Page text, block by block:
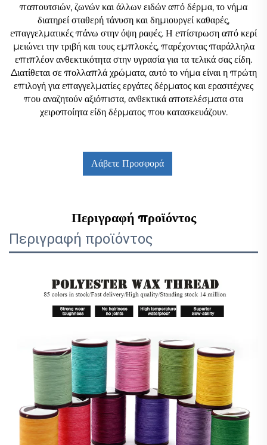
παπουτσιών, ζωνών και άλλων ειδών από δέρμα, το νήμα
διατηρεί σταθερή τάνυση και δημιουργεί καθαρές,
επαγγελματικές πάνω στην όψη ραφές. Η επίστρωση από κερί
μειώνει την τριβή και τους εμπλοκές, παρέχοντας παράλληλα
επιπλέον ανθεκτικότητα στην υγρασία για τα τελικά σας είδη.
Διατίθεται σε πολλαπλά χρώματα, αυτό το νήμα είναι η πρώτη
επιλογή για επαγγελματίες εργάτες δέρματος και ερασιτέχνες
που αναζητούν αξιόπιστα, ανθεκτικά αποτελέσματα στα
χειροποίητα είδη δέρματος που κατασκευάζουν.
Λάβετε Προσφορά
Περιγραφή προϊόντος
Περιγραφή προϊόντος